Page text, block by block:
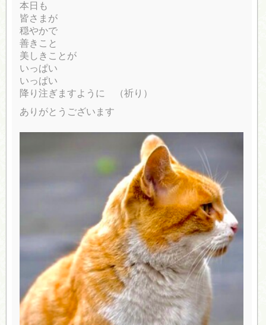
本日も
皆さまが
穏やかで
善きこと
美しきことが
いっぱい
いっぱい
降り注ぎますように （祈り）
ありがとうございます